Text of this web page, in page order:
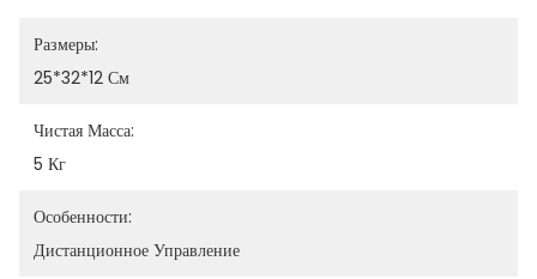
Размеры:
25*32*12 См
Чистая Масса:
5 Кг
Особенности:
Дистанционное Управление